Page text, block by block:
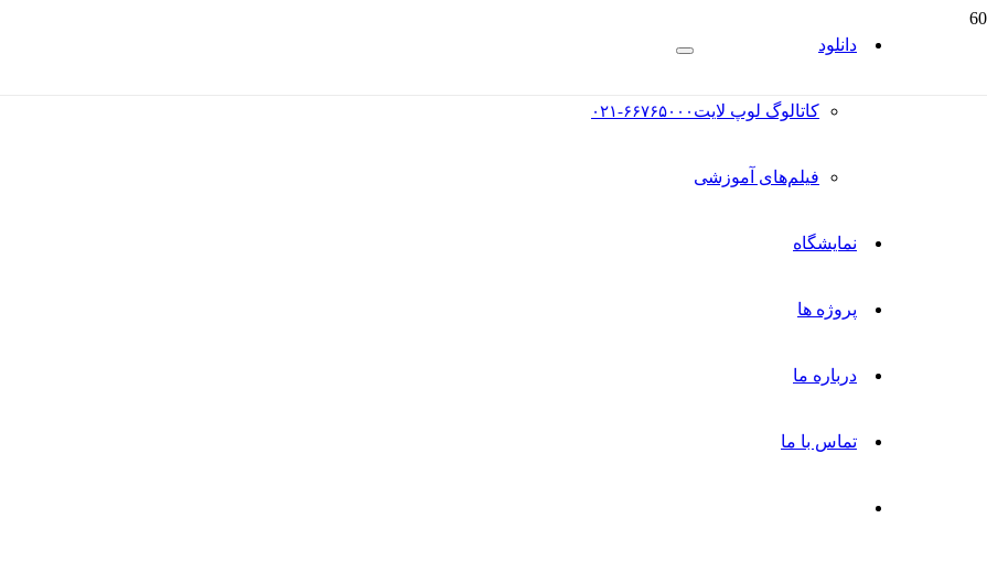
دانلود
کاتالوگ‌ لوپ لایت
فیلم‌های آموزشی
نمایشگاه
پروژه ها
درباره ما
تماس با ما
۰۲۱-۶۶۷۶۵۰۰۰